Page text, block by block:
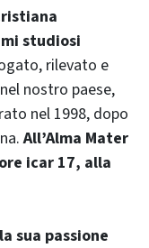
studiosi
rilevato e
nostro paese,
nel 1998, dopo
All’Alma Mater
icar 17, alla
sua passione